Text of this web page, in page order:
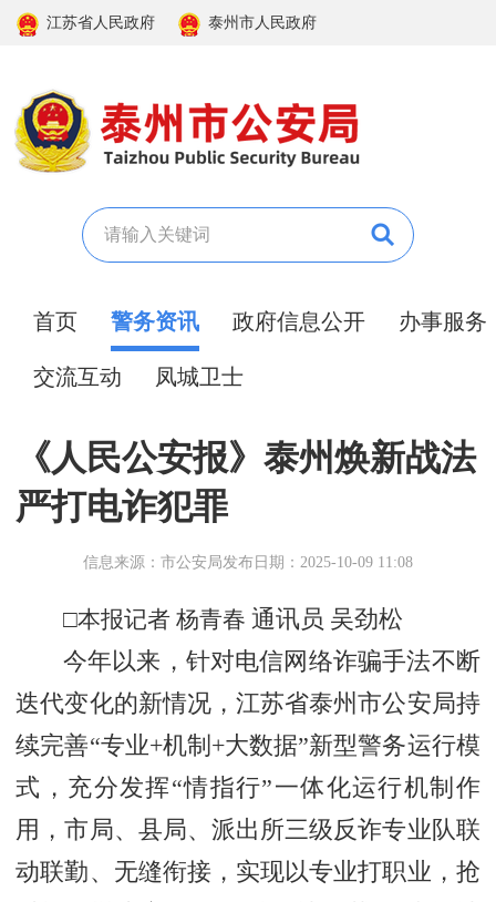
江苏省人民政府 泰州市人民政府
首页 警务资讯 政府信息公开 办事服务
交流互动 凤城卫士
《人民公安报》泰州焕新战法
严打电诈犯罪
信息来源：市公安局发布日期：2025-10-09 11:08
□本报记者 杨青春 通讯员 吴劲松
今年以来，针对电信网络诈骗手法不断
迭代变化的新情况，江苏省泰州市公安局持
续完善“专业+机制+大数据”新型警务运行模
式，充分发挥“情指行”一体化运行机制作
用，市局、县局、派出所三级反诈专业队联
动联勤、无缝衔接，实现以专业打职业，抢